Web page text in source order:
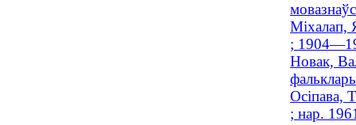
Міхалап,
;
Новак,
Осіпава,
; нар.